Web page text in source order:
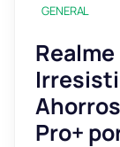
GENERAL
Pro+